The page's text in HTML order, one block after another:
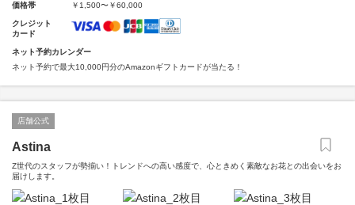
価格帯
￥1,500〜￥60,000
クレジット
カード
ネット予約カレンダー
ネット予約で最大10,000円分のAmazonギフトカードが当たる！
店舗公式
Astina
Z世代のスタッフが勢揃い！トレンドへの高い感度で、心ときめく素敵なお花との出会いをお
届けします。